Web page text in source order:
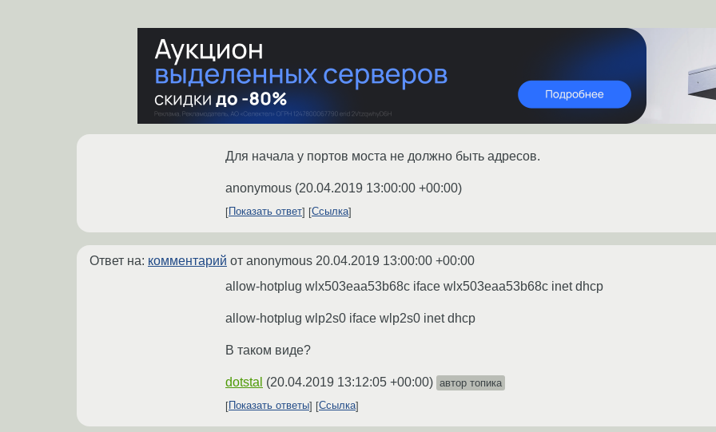
Для начала у портов моста не должно быть адресов.
anonymous (20.04.2019 13:00:00 +00:00)
Показать ответ Ссылка
Ответ на: комментарий от anonymous 20.04.2019 13:00:00 +00:00
allow-hotplug wlx503eaa53b68c iface wlx503eaa53b68c inet dhcp
allow-hotplug wlp2s0 iface wlp2s0 inet dhcp
В таком виде?
dotstal (20.04.2019 13:12:05 +00:00) автор топика
Показать ответы
Ссылка